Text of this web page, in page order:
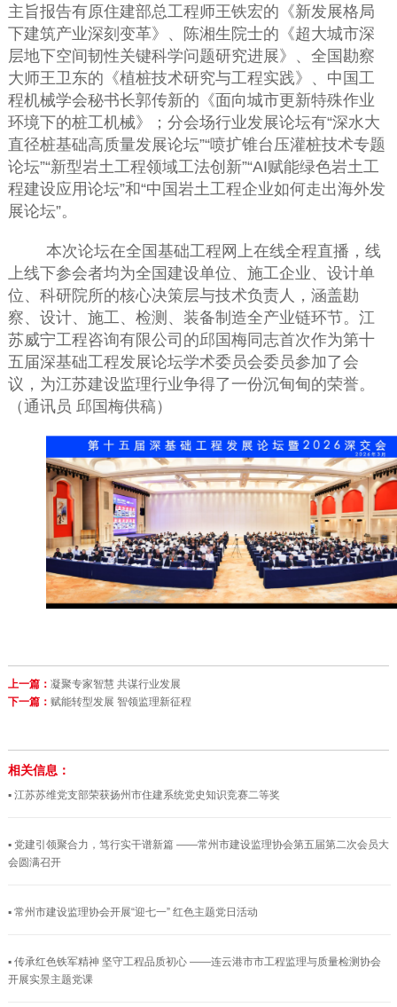
主旨报告有原住建部总工程师王铁宏的《新发展格局
下建筑产业深刻变革》、陈湘生院士的《超大城市深
层地下空间韧性关键科学问题研究进展》、 全国勘察
大师王卫东的《植桩技术研究与工程实践》、中国工
程机械学会秘书长郭传新的《面向城市更新特殊作业
环境下的桩工机械》 ；分会场行业发展论坛有“深水大
直径桩基础高质量发展论坛”“喷扩锥台压灌桩技术专题
论坛”“新型岩土工程领域工法创新”“AI赋能绿色岩土工
程建设应用论坛”和“中国岩土工程企业如何走出海外发
展论坛”。
本次论坛在全国基础工程网上在线全程直播，线
上线下参会者均为全国建设单位、施工企业、设计单
位、科研院所的核心决策层与技术负责人，涵盖勘
察、设计、施工、检测、装备制造全产业链环节。江
苏威宁工程咨询有限公司 的邱国梅同志首次作为第十
五届深基础工程发展论坛学术委员会委员参加了会
议 ， 为江苏建设监理行业争得了一份沉甸甸的荣誉。
（通讯员 邱国梅供稿 ）
上一篇： 凝聚专家智慧 共谋行业发展
下一篇： 赋能转型发展 智领监理新征程
相关信息：
▪ 江苏苏维党支部荣获扬州市住建系统党史知识竞赛二等奖
▪ 党建引领聚合力，笃行实干谱新篇 ——常州市建设监理协会第五届第二次会员大
会圆满召开
▪ 常州市建设监理协会开展“迎七一” 红色主题党日活动
▪ 传承红色铁军精神 坚守工程品质初心 ——连云港市市工程监理与质量检测协会
开展实景主题党课